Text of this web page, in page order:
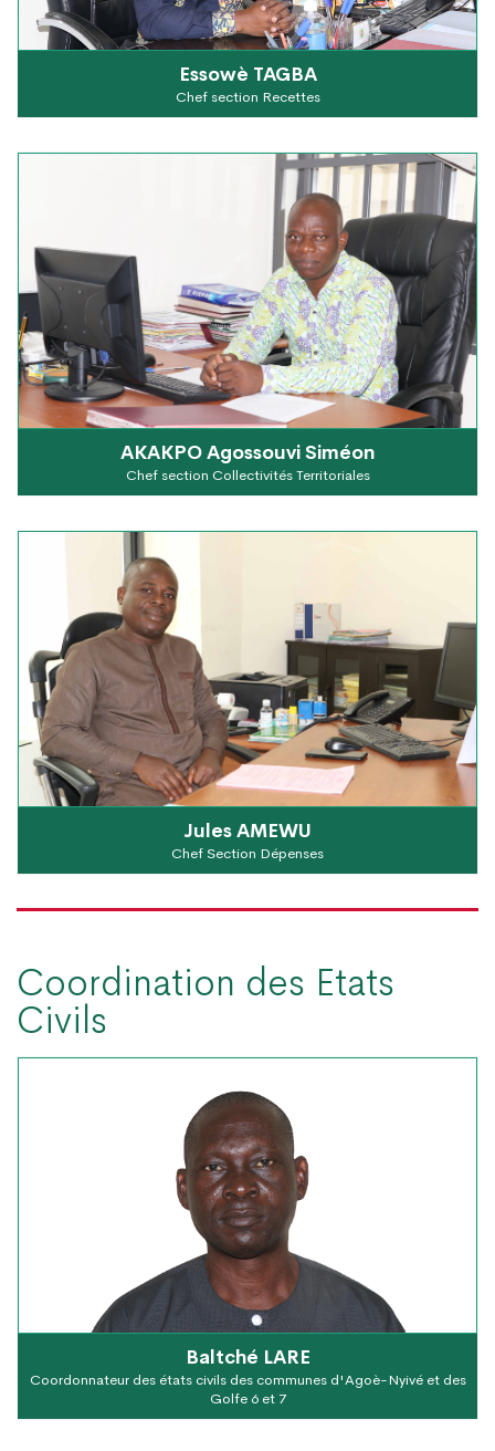
Essowè TAGBA
Chef section Recettes
AKAKPO Agossouvi Siméon
Chef section Collectivités Territoriales
Jules AMEWU
Chef Section Dépenses
Coordination des Etats
Civils
Baltché LARE
Coordonnateur des états civils des communes d'Agoè-Nyivé et des
Golfe 6 et 7